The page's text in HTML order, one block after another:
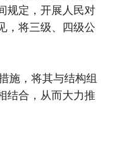
规定，开展人民对
，将三级、四级公
施，将其与结构组
结合，从而大力推